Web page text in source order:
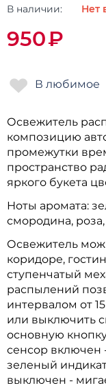
В наличии:
Нет
950₽
Освежитель
композицию
промежутки
пространство
яркого букета
Ноты аромата:
смородина,
Освежитель
коридоре,
ступенчатый
распылений
интервалом от
или выключить
основную
сенсор включен
зеленый
выключен -